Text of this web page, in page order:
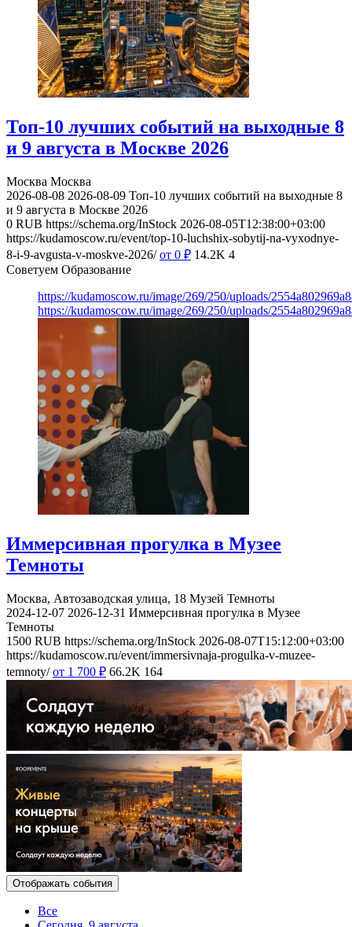
Топ-10 лучших событий на выходные 8
и 9 августа в Москве 2026
Москва Москва
2026-08-08 2026-08-09 Топ-10 лучших событий на выходные 8
и 9 августа в Москве 2026
0 RUB https://schema.org/InStock 2026-08-05T12:38:00+03:00
https://kudamoscow.ru/event/top-10-luchshix-sobytij-na-vyxodnye-
8-i-9-avgusta-v-moskve-2026/ от 0 ₽ 14.2K 4
Советуем Образование
https://kudamoscow.ru/image/269/250/uploads/
https://kudamoscow.ru/image/269/250/uploads/
Иммерсивная прогулка в Музее
Темноты
Москва, Автозаводская улица, 18 Музей Темноты
2024-12-07 2026-12-31 Иммерсивная прогулка в Музее
Темноты
1500 RUB https://schema.org/InStock 2026-08-07T15:12:00+03:00
https://kudamoscow.ru/event/immersivnaja-progulka-v-muzee-
temnoty/ от 1 700 ₽ 66.2K 164
Отображать события
Все